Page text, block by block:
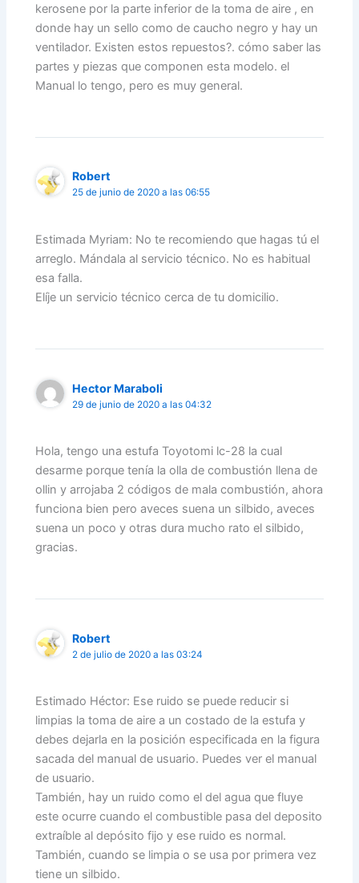
kerosene por la parte inferior de la toma de aire , en
donde hay un sello como de caucho negro y hay un
ventilador. Existen estos repuestos?. cómo saber las
partes y piezas que componen esta modelo. el
Manual lo tengo, pero es muy general.
Robert
25 de junio de 2020 a las 06:55
Estimada Myriam: No te recomiendo que hagas tú el
arreglo. Mándala al servicio técnico. No es habitual
esa falla.
Elíje un servicio técnico cerca de tu domicilio.
Hector Maraboli
29 de junio de 2020 a las 04:32
Hola, tengo una estufa Toyotomi lc-28 la cual
desarme porque tenía la olla de combustión llena de
ollin y arrojaba 2 códigos de mala combustión, ahora
funciona bien pero aveces suena un silbido, aveces
suena un poco y otras dura mucho rato el silbido,
gracias.
Robert
2 de julio de 2020 a las 03:24
Estimado Héctor: Ese ruido se puede reducir si
limpias la toma de aire a un costado de la estufa y
debes dejarla en la posición especificada en la figura
sacada del manual de usuario. Puedes ver el manual
de usuario.
También, hay un ruido como el del agua que fluye
este ocurre cuando el combustible pasa del deposito
extraíble al depósito fijo y ese ruido es normal.
También, cuando se limpia o se usa por primera vez
tiene un silbido.